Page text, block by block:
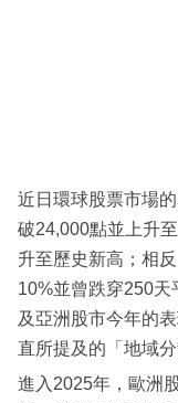
閱
專
區
近日環球股票市場
破24,000點並上升
升至歷史新高；相
10%並曾跌穿250天
及亞洲股市今年的
直所提及的「地域
進入2025年，歐洲